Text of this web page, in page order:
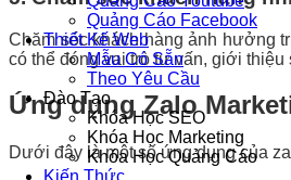
Quảng Cáo Facebook
Thiết Kế Web
Mẫu Có Sẵn
Theo Yêu Cầu
Đào Tạo
Khóa Học SEO
Khóa Học Marketing
Khóa Học Quảng Cáo
Kiến Thức
Chăm sóc khách hàng ảnh hưởng
có thể đóng vai trò tư vấn, giới
Ứng dụng Zalo
Dưới đây là một số ứng dụng của